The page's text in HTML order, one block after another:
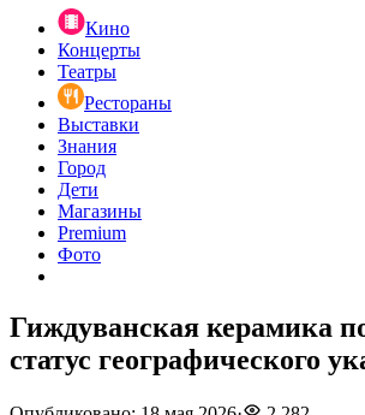
Кино
Концерты
Театры
Рестораны
Выставки
Знания
Город
Дети
Магазины
Premium
Фото
Гиждуванская керамика
статус географического